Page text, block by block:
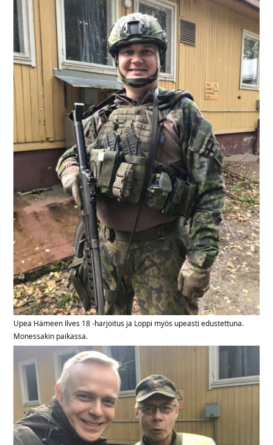
Upea Hämeen Ilves 18 -harjoitus ja Loppi myös upeasti edustettuna.
Monessakin paikassa.